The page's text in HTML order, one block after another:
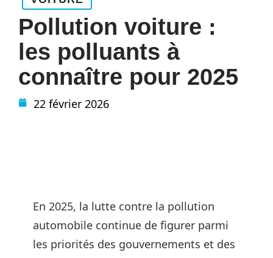
Pollution voiture :
les polluants à
connaître pour 2025
22 février 2026
En 2025, la lutte contre la pollution
automobile continue de figurer parmi
les priorités des gouvernements et des